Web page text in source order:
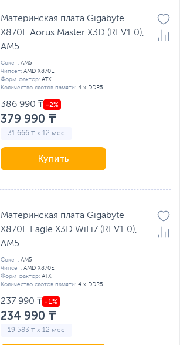
Материнская плата Gigabyte
X870E Aorus Master X3D (REV1.0),
AM5
Сокет: AM5
Чипсет: AMD X870E
Форм-фактор: ATX
Количество слотов памяти: 4 x DDR5
386 990 ₸
379 990 ₸
31 666 ₸ x 12 мес
Купить
Материнская плата Gigabyte
X870E Eagle X3D WiFi7 (REV1.0),
AM5
Сокет: AM5
Чипсет: AMD X870E
Форм-фактор: ATX
Количество слотов памяти: 4 x DDR5
237 990 ₸
234 990 ₸
19 583 ₸ x 12 мес